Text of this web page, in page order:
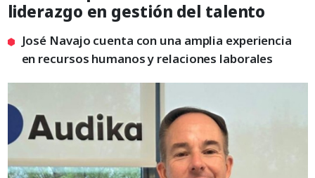
liderazgo en gestión del talento
José Navajo cuenta con una amplia experiencia
en recursos humanos y relaciones laborales